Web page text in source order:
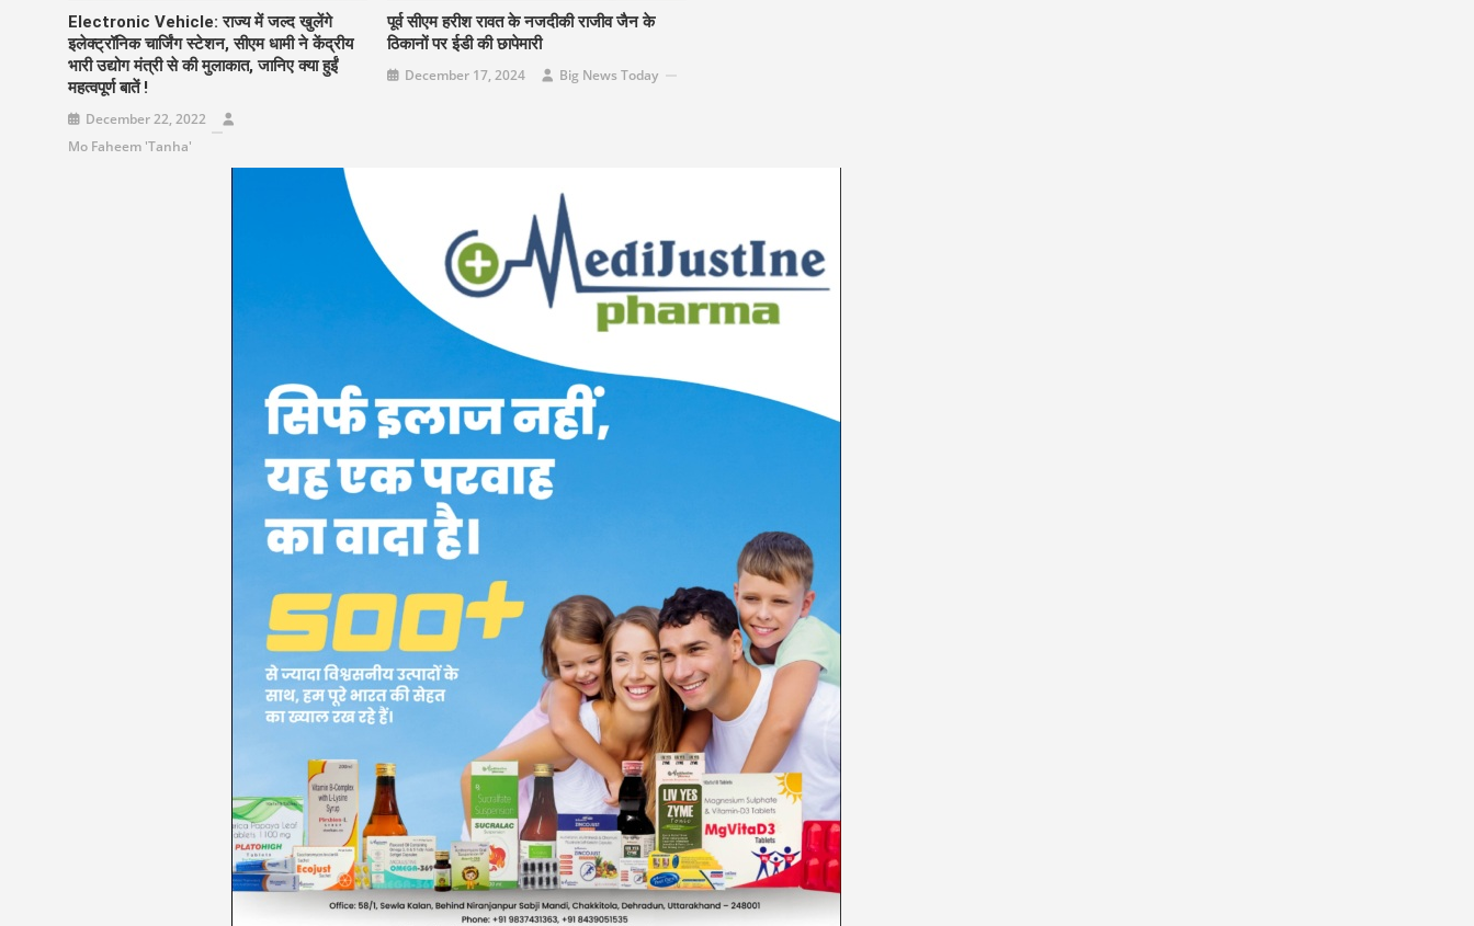
Electronic Vehicle: राज्य में जल्द खुलेंगे
इलेक्ट्रॉनिक चार्जिंग स्टेशन, सीएम धामी ने केंद्रीय
भारी उद्योग मंत्री से की मुलाकात, जानिए क्या हुईं
महत्वपूर्ण बातें !
December 22, 2022
Mo Faheem 'Tanha'
पूर्व सीएम हरीश रावत के नजदीकी राजीव जैन के
ठिकानों पर ईडी की छापेमारी
December 17, 2024 Big News Today